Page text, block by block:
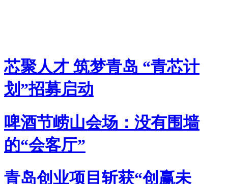
芯聚人才 筑梦青岛 “青芯计
划”招募启动
啤酒节崂山会场：没有围墙
的“会客厅”
青岛创业项目斩获“创赢未